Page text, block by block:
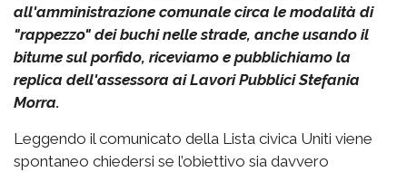
all'amministrazione comunale circa le modalità di
"rappezzo" dei buchi nelle strade, anche usando il
bitume sul porfido, riceviamo e pubblichiamo la
replica dell'assessora ai Lavori Pubblici Stefania
Morra.
Leggendo il comunicato della Lista civica Uniti viene
spontaneo chiedersi se l’obiettivo sia davvero